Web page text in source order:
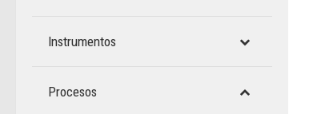
Instrumentos
Procesos